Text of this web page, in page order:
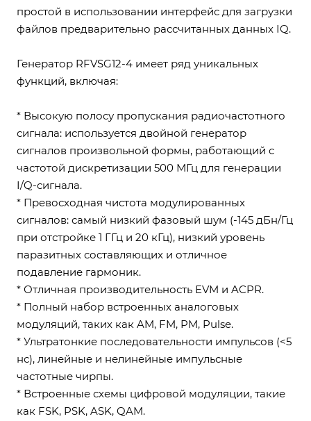
простой в использовании интерфейс для загрузки
файлов предварительно рассчитанных данных IQ.
Генератор RFVSG12-4 имеет ряд уникальных
функций, включая:
* Высокую полосу пропускания радиочастотного
сигнала: используется двойной генератор
сигналов произвольной формы, работающий с
частотой дискретизации 500 МГц для генерации
I/Q-сигнала.
* Превосходная чистота модулированных
сигналов: самый низкий фазовый шум (-145 дБн/Гц
при отстройке 1 ГГц и 20 кГц), низкий уровень
паразитных составляющих и отличное
подавление гармоник.
* Отличная производительность EVM и ACPR.
* Полный набор встроенных аналоговых
модуляций, таких как AM, FM, PM, Pulse.
* Ультратонкие последовательности импульсов (<5
нс), линейные и нелинейные импульсные
частотные чирпы.
* Встроенные схемы цифровой модуляции, такие
как FSK, PSK, ASK, QAM.